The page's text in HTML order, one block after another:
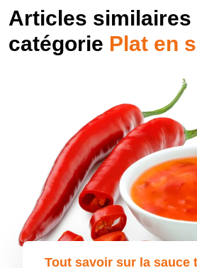
Articles similaires
catégorie Plat en
Tout savoir sur la sauce